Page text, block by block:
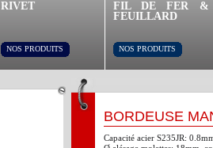
RIVET
NOS PRODUITS
FIL DE FER &
FEUILLARD
NOS PRODUITS
BORDEUSE
Capacité acier S235JR: